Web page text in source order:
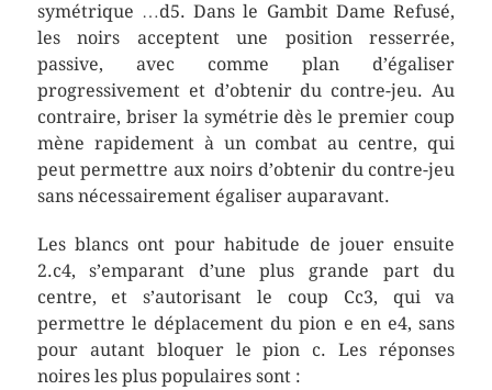
symétrique …d5. Dans le Gambit Dame Refusé,
les noirs acceptent une position resserrée,
passive, avec comme plan d’égaliser
progressivement et d’obtenir du contre-jeu. Au
contraire, briser la symétrie dès le premier coup
mène rapidement à un combat au centre, qui
peut permettre aux noirs d’obtenir du contre-jeu
sans nécessairement égaliser auparavant.
Les blancs ont pour habitude de jouer ensuite
2.c4, s’emparant d’une plus grande part du
centre, et s’autorisant le coup Cc3, qui va
permettre le déplacement du pion e en e4, sans
pour autant bloquer le pion c. Les réponses
noires les plus populaires sont :